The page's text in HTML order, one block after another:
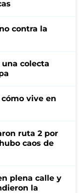
contra la
una colecta
vive en
ruta 2 por
caos de
plena calle y
la